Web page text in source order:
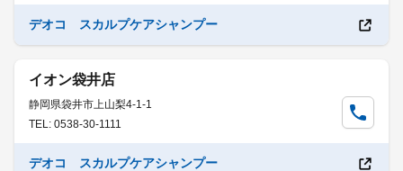
デオコ スカルプケアシャンプー
イオン袋井店
静岡県袋井市上山梨4-1-1
TEL: 0538-30-1111
デオコ スカルプケアシャンプー